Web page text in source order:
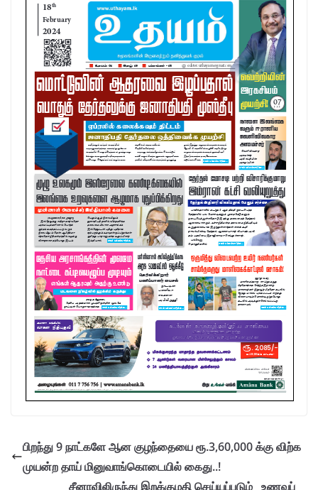
பிறந்து 9 நாட்களே ஆன குழந்தையை ரூ.3,60,000 க்கு விற்க
முயன்ற தாய் மினுவாங்கொடையில் கைது..!
சீனாவிலிருந்து இறக்குமதி செய்யப்படும் உணவுப்